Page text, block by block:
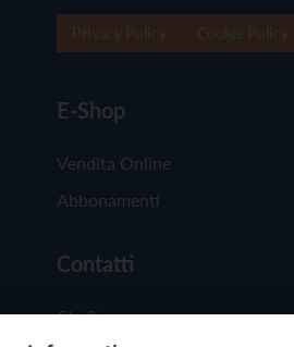
E-Shop
Vendita Online
Abbonamenti
Contatti
Chi Siamo